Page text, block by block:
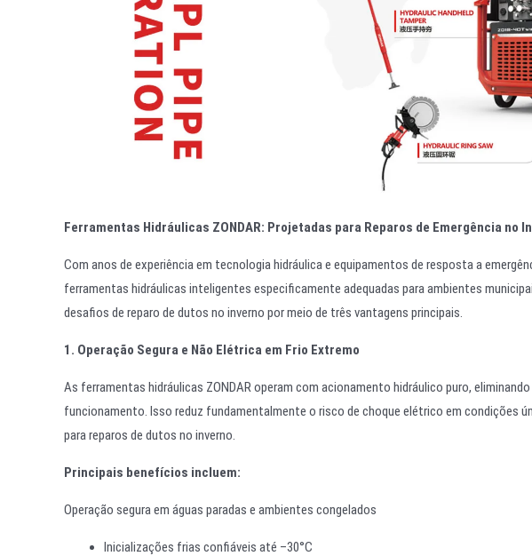
Ferramentas Hidráulicas ZONDAR: Projetadas para Reparos de Emergência no
Com anos de experiência em tecnologia hidráulica e equipamentos de resposta a
ferramentas hidráulicas inteligentes especificamente adequadas para ambientes
desafios de reparo de dutos no inverno por meio de três vantagens principais.
1. Operação Segura e Não Elétrica em Frio Extremo
As ferramentas hidráulicas ZONDAR operam com acionamento hidráulico puro,
funcionamento. Isso reduz fundamentalmente o risco de choque elétrico em condições
para reparos de dutos no inverno.
Principais benefícios incluem:
Operação segura em águas paradas e ambientes congelados
Inicializações frias confiáveis até –30°C